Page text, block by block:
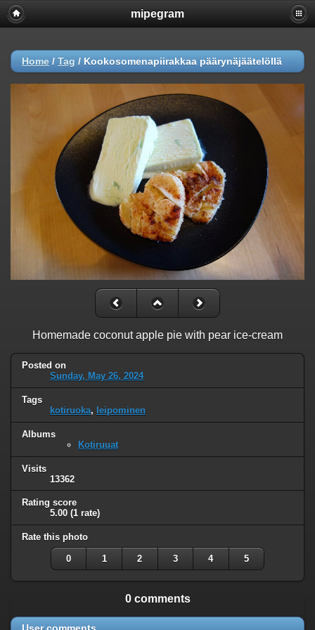
mipegram
Home / Tag / Kookosomenapiirakkaa päärynäjäätelöllä
Homemade coconut apple pie with pear ice-cream
Posted on
Sunday, May 26, 2024
Tags
kotiruoka, leipominen
Albums
Kotiruuat
Visits
13362
Rating score
5.00 (1 rate)
Rate this photo
0 1 2 3 4 5
0 comments